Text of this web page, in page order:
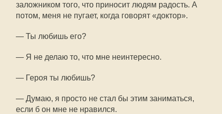
заложником того, что приносит людям радость. А
потом, меня не пугает, когда говорят «доктор».
— Ты любишь его?
— Я не делаю то, что мне неинтересно.
— Героя ты любишь?
— Думаю, я просто не стал бы этим заниматься,
если б он мне не нравился.